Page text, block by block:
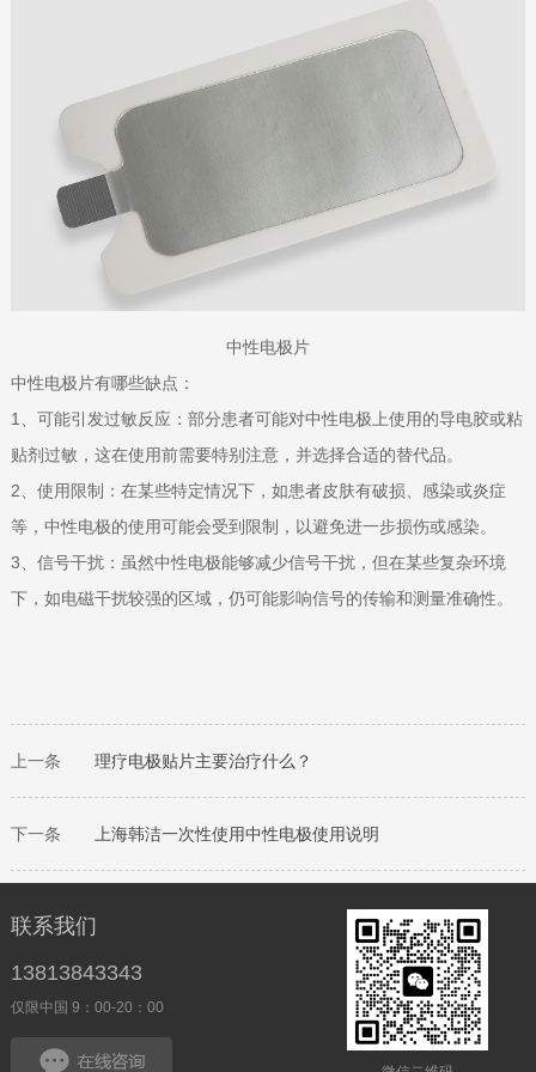
中性电极片
中性电极片有哪些缺点：
1、可能引发过敏反应：部分患者可能对中性电极上使用的导电胶或粘
贴剂过敏，这在使用前需要特别注意，并选择合适的替代品。
2、使用限制：在某些特定情况下，如患者皮肤有破损、感染或炎症
等，中性电极的使用可能会受到限制，以避免进一步损伤或感染。
3、信号干扰：虽然中性电极能够减少信号干扰，但在某些复杂环境
下，如电磁干扰较强的区域，仍可能影响信号的传输和测量准确性。
上一条 理疗电极贴片主要治疗什么？
下一条 上海韩洁一次性使用中性电极使用说明
联系我们
13813843343
仅限中国 9：00-20：00